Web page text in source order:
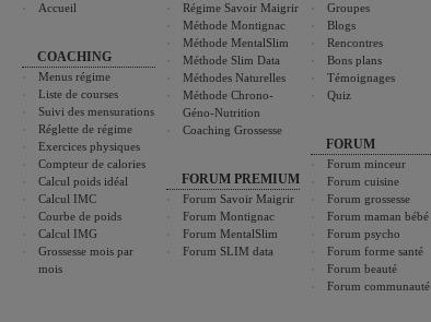
Accueil
COACHING
Menus régime
Liste de courses
Suivi des mensurations
Réglette de régime
Exercices physiques
Compteur de calories
Calcul poids idéal
Calcul IMC
Courbe de poids
Calcul IMG
Grossesse mois par
mois
Régime Savoir Maigrir
Méthode Montignac
Méthode MentalSlim
Méthode Slim Data
Méthodes Naturelles
Méthode Chrono-
Géno-Nutrition
Coaching Grossesse
FORUM PREMIUM
Forum Savoir Maigrir
Forum Montignac
Forum MentalSlim
Forum SLIM data
Groupes
Blogs
Rencontres
Bons plans
Témoignages
Quiz
FORUM
Forum minceur
Forum cuisine
Forum grossesse
Forum maman bébé
Forum psycho
Forum forme santé
Forum beauté
Forum communauté